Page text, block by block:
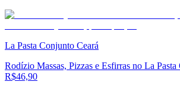
La Pasta Conjunto Ceará
Rodízio Massas, Pizzas e Esfirras no La
R$46,90